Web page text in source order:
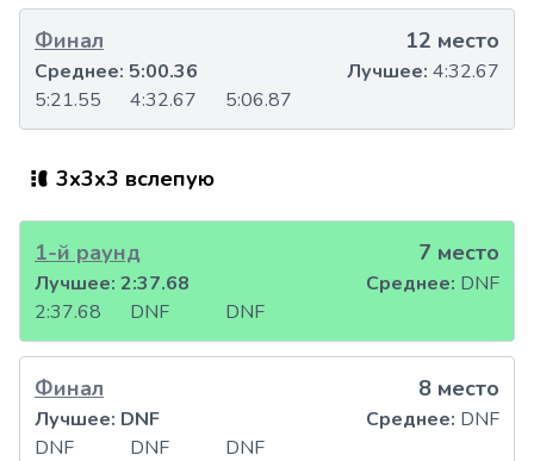
Финал 12 место
5:21.55 4:32.67 5:06.87
Среднее: 5:00.36 Лучшее: 4:32.67
3x3x3 вслепую
1-й раунд 7 место
2:37.68 DNF DNF
Лучшее: 2:37.68 Среднее: DNF
Финал 8 место
DNF DNF DNF
Лучшее: DNF Среднее: DNF